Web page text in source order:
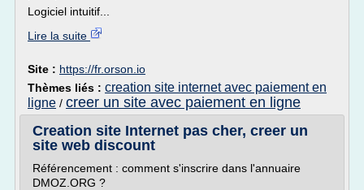
Logiciel intuitif...
Lire la suite
Site : https://fr.orson.io
Thèmes liés : creation site internet avec paiement en
ligne / creer un site avec paiement en ligne
Creation site Internet pas cher, creer un
site web discount
Référencement : comment s'inscrire dans l'annuaire
DMOZ.ORG ?